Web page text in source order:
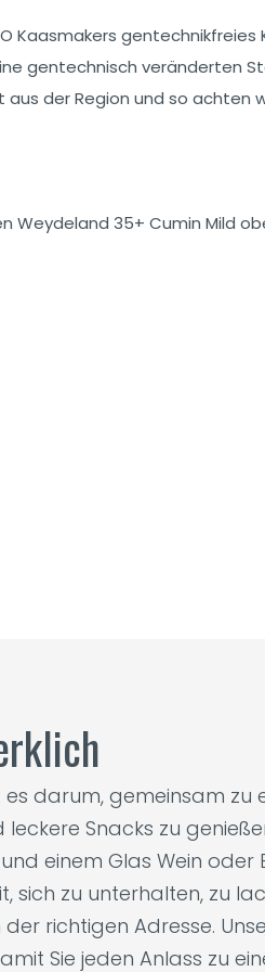
Kaasmakers
gentechnisch veränderten
der Region und so achten
Weydeland 35+ Cumin Mild
es darum, gemeinsam zu
Snacks zu
einem Glas Wein
sich zu unterhalten, zu
der richtigen Adresse.
Sie jeden Anlass zu